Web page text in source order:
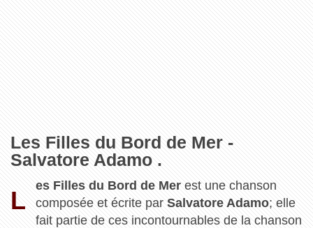
Les Filles du Bord de Mer -
Salvatore Adamo .
L
es Filles du Bord de Mer est une chanson
composée et écrite parSalvatore Adamo; elle
fait partie de ces incontournables de la chanson